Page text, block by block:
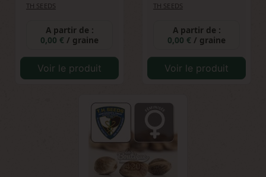
TH SEEDS
A partir de :
0,00 € / graine
Voir le produit
TH SEEDS
A partir de :
0,00 € / graine
Voir le produit